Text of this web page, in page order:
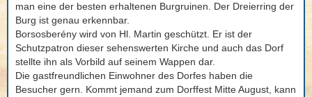
man eine der besten erhaltenen Burgruinen. Der Dreierring der
Burg ist genau erkennbar.
Borsosberény wird von Hl. Martin geschützt. Er ist der
Schutzpatron dieser sehenswerten Kirche und auch das Dorf
stellte ihn als Vorbild auf seinem Wappen dar.
Die gastfreundlichen Einwohner des Dorfes haben die
Besucher gern. Kommt jemand zum Dorffest Mitte August, kann